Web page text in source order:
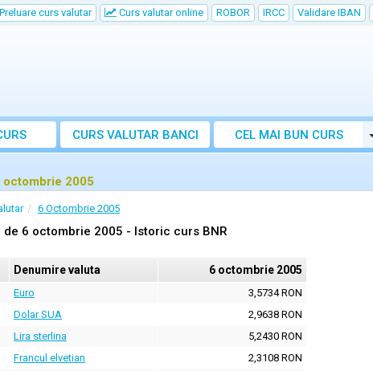
Preluare curs valutar Curs valutar online ROBOR IRCC Validare IBAN
CURS VALUTAR BANCI CEL MAI BUN CURS
2005
6 Octombrie 2005
6 octombrie 2005 - Istoric curs BNR
Denumire valuta 6 octombrie 2005
Euro
3,5734 RON
Dolar SUA
2,9638 RON
Lira sterlina
5,2430 RON
Francul elvetian
2,3108 RON